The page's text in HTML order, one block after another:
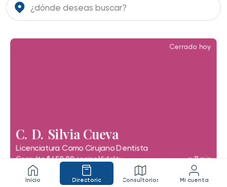
C. D. Silvia Cueva
Licenciatura Como Cirujano Dentista
Consulta$450.00sociosVidalty a 11 min
Inicio Directorio Consultorios Mi cuenta